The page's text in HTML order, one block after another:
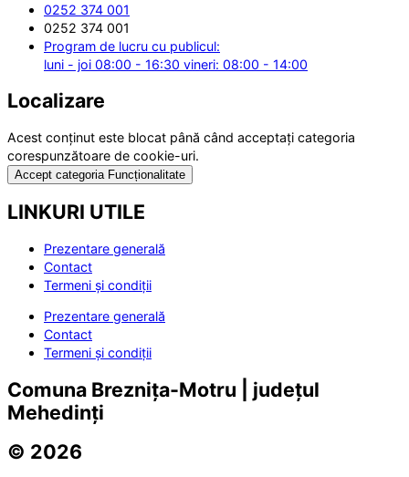
0252 374 001
0252 374 001
Program de lucru cu publicul:
luni - joi 08:00 - 16:30 vineri: 08:00 - 14:00
Localizare
Acest conținut este blocat până când acceptați categoria
corespunzătoare de cookie-uri.
Accept categoria Funcționalitate
LINKURI UTILE
Prezentare generală
Contact
Termeni și condiții
Prezentare generală
Contact
Termeni și condiții
Comuna Breznița-Motru | județul
Mehedinți
© 2026